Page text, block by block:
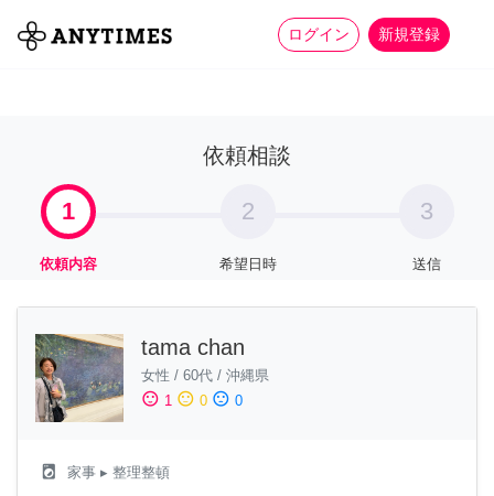
ログイン 新規登録
全て 家事 more_horiz
依頼相談
1
依頼内容
2
希望日時
3
送信
tama chan
女性 / 60代 / 沖縄県
sentiment_satisfied 1 sentiment_neutral 0 sentiment_dissatisfied 0
local_laundry_service 家事 ▸ 整理整頓